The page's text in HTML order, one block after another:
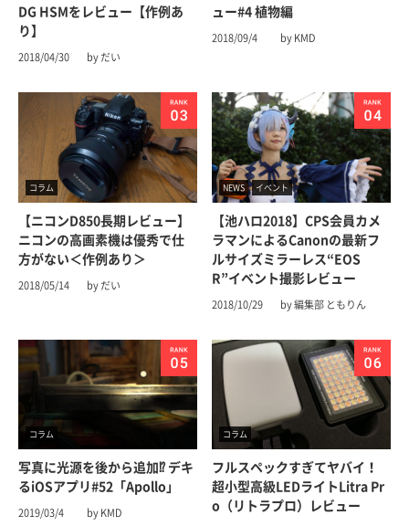
DG HSMをレビュー【作例あ
り】
2018/04/30 by だい
ュー#4 植物編
2018/09/4 by KMD
コラム
【ニコンD850長期レビュー】
ニコンの高画素機は優秀で仕
方がない＜作例あり＞
2018/05/14 by だい
NEWS イベント
【池ハロ2018】CPS会員カメ
ラマンによるCanonの最新フ
ルサイズミラーレス“EOS
R”イベント撮影レビュー
2018/10/29 by 編集部 ともりん
コラム
写真に光源を後から追加⁉︎ デキ
るiOSアプリ#52「Apollo」
2019/03/4 by KMD
コラム
フルスペックすぎてヤバイ！
超小型高級LEDライトLitra Pr
o（リトラプロ）レビュー